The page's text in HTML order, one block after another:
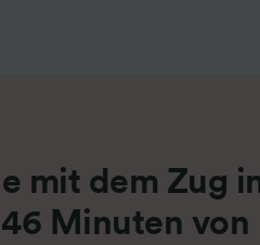
mit dem Zug
Minuten von